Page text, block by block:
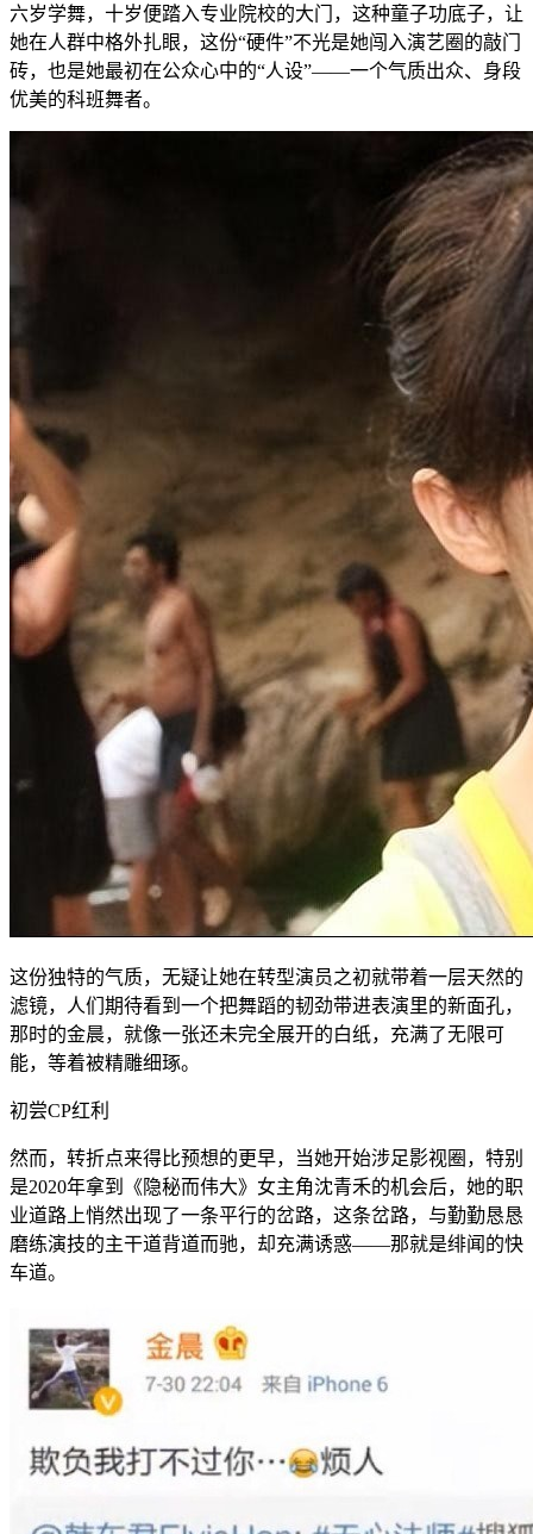
六岁学舞，十岁便踏入专业院校的大门，这种童子功底子，让
她在人群中格外扎眼，这份“硬件”不光是她闯入演艺圈的敲门
砖，也是她最初在公众心中的“人设”——一个气质出众、身段
优美的科班舞者。
这份独特的气质，无疑让她在转型演员之初就带着一层天然的
滤镜，人们期待看到一个把舞蹈的韧劲带进表演里的新面孔，
那时的金晨，就像一张还未完全展开的白纸，充满了无限可
能，等着被精雕细琢。
初尝CP红利
然而，转折点来得比预想的更早，当她开始涉足影视圈，特别
是2020年拿到《隐秘而伟大》女主角沈青禾的机会后，她的职
业道路上悄然出现了一条平行的岔路，这条岔路，与勤勤恳恳
磨练演技的主干道背道而驰，却充满诱惑——那就是绯闻的快
车道。